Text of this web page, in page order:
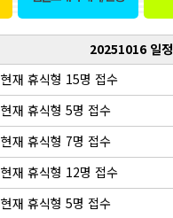
20251016 일정
현재 휴식형 15명 접수
현재 휴식형 5명 접수
현재 휴식형 7명 접수
현재 휴식형 12명 접수
현재 휴식형 5명 접수